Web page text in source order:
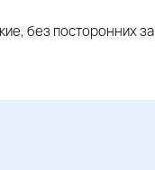
без посторонних